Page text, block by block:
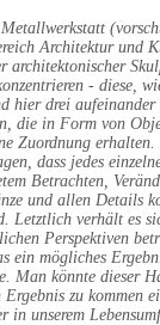
Architektur und
architektonischer
- diese,
hier drei
die in Form von
Zuordnung
dass jedes
Betrachten,
und allen Details
Letztlich verhält es
Perspektiven
ein mögliches
Man könnte dieser
zu kommen
in unserem